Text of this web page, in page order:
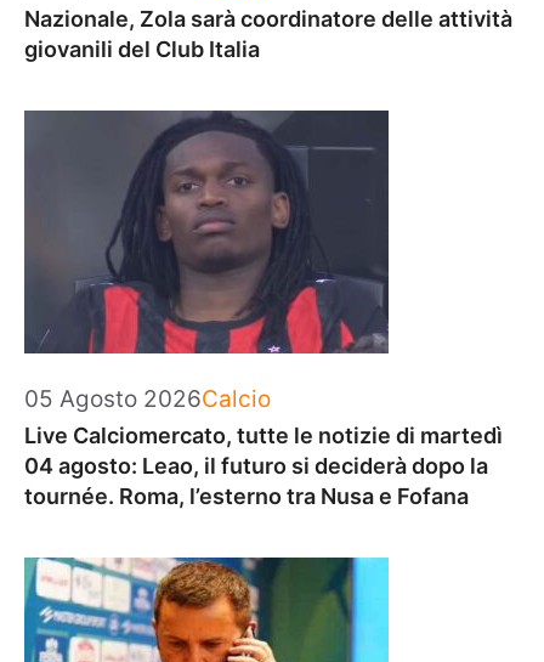
Nazionale, Zola sarà coordinatore delle attività
giovanili del Club Italia
05 Agosto 2026Categorie
Calcio
Live Calciomercato, tutte le notizie di martedì
04 agosto: Leao, il futuro si deciderà dopo la
tournée. Roma, l’esterno tra Nusa e Fofana